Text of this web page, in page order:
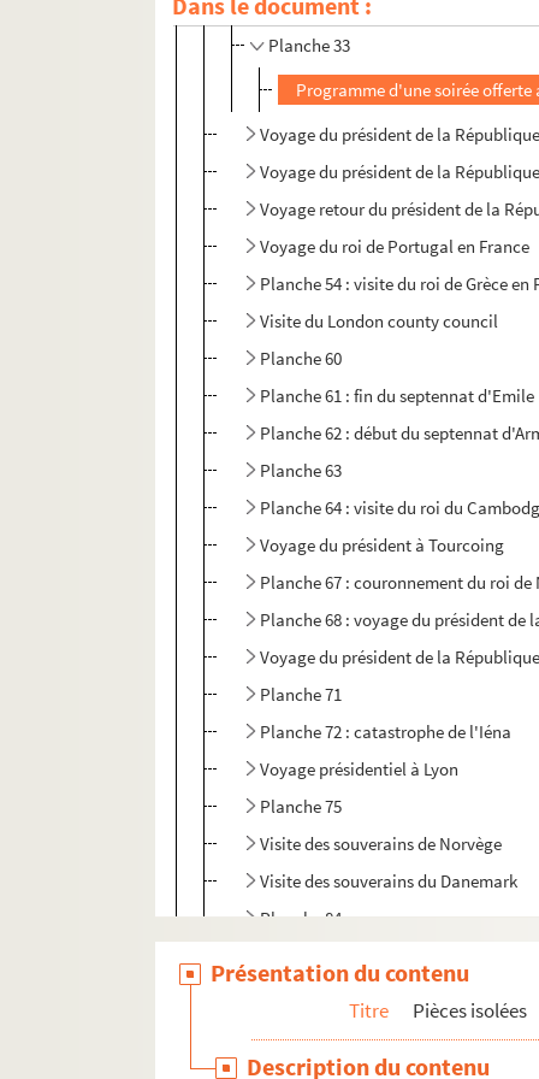
Planche 32
Planche 33
Programme d'une soirée offerte
Voyage du président de la
Voyage du président de la
Voyage retour du président de la
Voyage du roi de Portugal en France
Planche 54 : visite du roi de Grèce en
Visite du London county council
Planche 60
Planche 61 : fin du septennat
Planche 62 : début du septennat
Planche 63
Planche 64 : visite du roi du
Voyage du président à Tourcoing
Planche 67 : couronnement du roi de
Planche 68 : voyage du président de
Voyage du président de la
Planche 71
Planche 72 : catastrophe de l'Iéna
Voyage présidentiel à Lyon
Planche 75
Visite des souverains de Norvège
Visite des souverains du Danemark
Planche 84
Planche 89
Présentation du contenu
Titre Pièces isolées
Description du contenu